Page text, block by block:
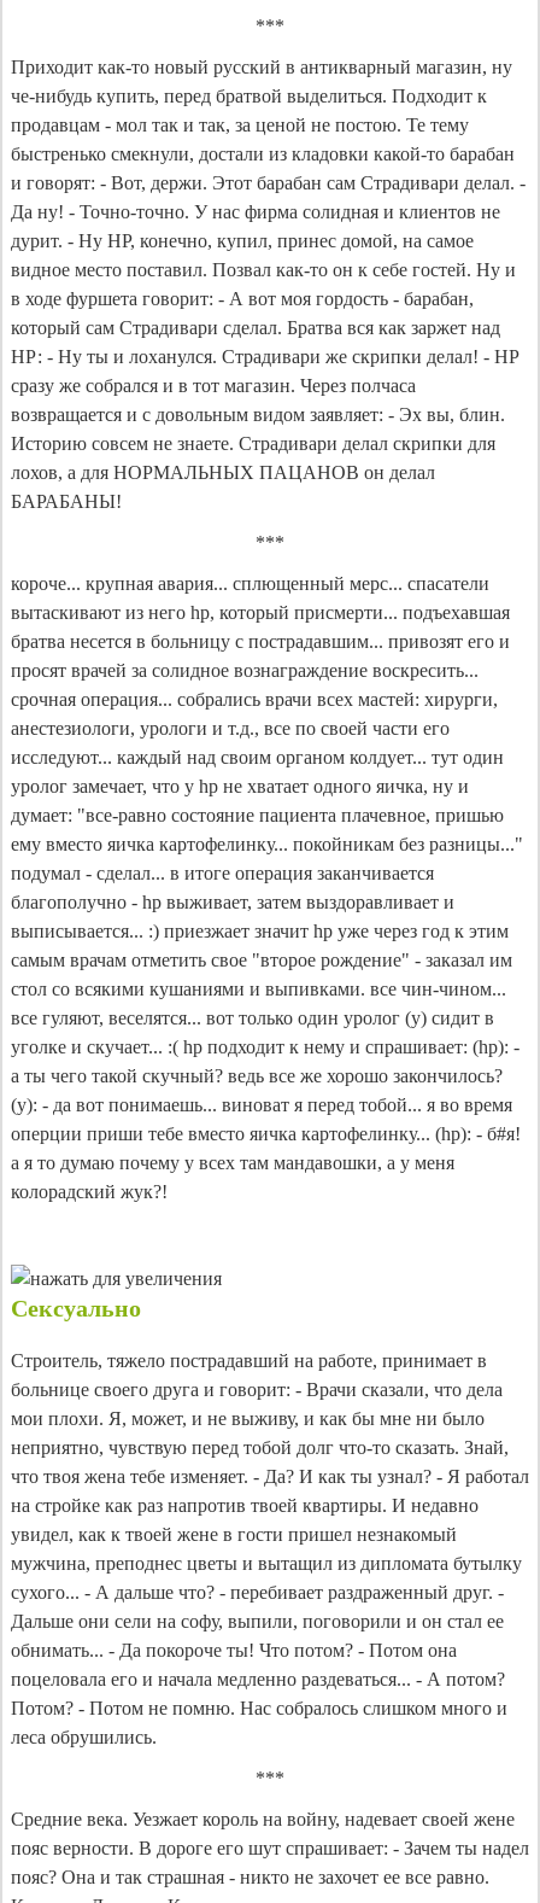
***
Приходит как-то новый русский в антикварный магазин, ну
че-нибудь купить, перед братвой выделиться. Подходит к
продавцам - мол так и так, за ценой не постою. Те тему
быстренько смекнули, достали из кладовки какой-то барабан
и говорят: - Вот, держи. Этот барабан сам Страдивари делал. -
Да ну! - Точно-точно. У нас фирма солидная и клиентов не
дурит. - Ну НР, конечно, купил, принес домой, на самое
видное место поставил. Позвал как-то он к себе гостей. Ну и
в ходе фуршета говорит: - А вот моя гордость - барабан,
который сам Страдивари сделал. Братва вся как заржет над
НР: - Ну ты и лоханулся. Страдивари же скрипки делал! - НР
сразу же собрался и в тот магазин. Через полчаса
возвращается и с довольным видом заявляет: - Эх вы, блин.
Историю совсем не знаете. Страдивари делал скрипки для
лохов, а для НОРМАЛЬНЫХ ПАЦАНОВ он делал
БАРАБАНЫ!
***
короче... крупная авария... сплющенный мерс... спасатели
вытаскивают из него hр, который присмерти... подъехавшая
братва несется в больницу с пострадавшим... привозят его и
просят врачей за солидное вознаграждение воскресить...
срочная операция... собрались врачи всех мастей: хирурги,
анестезиологи, урологи и т.д., все по своей части его
исследуют... каждый над своим органом колдует... тут один
уролог замечает, что у hр не хватает одного яичка, ну и
думает: "все-равно состояние пациента плачевное, пришью
ему вместо яичка картофелинку... покойникам без разницы..."
подумал - сделал... в итоге операция заканчивается
благополучно - hр выживает, затем выздоравливает и
выписывается... :) приезжает значит hр уже через год к этим
самым врачам отметить свое "второе рождение" - заказал им
стол со всякими кушаниями и выпивками. все чин-чином...
все гуляют, веселятся... вот только один уролог (у) сидит в
уголке и скучает... :( hр подходит к нему и спрашивает: (hр): -
а ты чего такой скучный? ведь все же хорошо закончилось?
(у): - да вот понимаешь... виноват я перед тобой... я во время
оперции приши тебе вместо яичка картофелинку... (hр): - б#я!
а я то думаю почему у всех там мандавошки, а у меня
колорадский жук?!
Сексуально
Строитель, тяжело пострадавший на работе, принимает в
больнице своего друга и говорит: - Врачи сказали, что дела
мои плохи. Я, может, и не выживу, и как бы мне ни было
неприятно, чувствую перед тобой долг что-то сказать. Знай,
что твоя жена тебе изменяет. - Да? И как ты узнал? - Я работал
на стройке как раз напротив твоей квартиры. И недавно
увидел, как к твоей жене в гости пришел незнакомый
мужчина, преподнес цветы и вытащил из дипломата бутылку
сухого... - А дальше что? - перебивает раздраженный друг. -
Дальше они сели на софу, выпили, поговорили и он стал ее
обнимать... - Да покороче ты! Что потом? - Потом она
поцеловала его и начала медленно раздеваться... - А потом?
Потом? - Потом не помню. Нас собралось слишком много и
леса обрушились.
***
Средние века. Уезжает король на войну, надевает своей жене
пояс верности. В дороге его шут спрашивает: - Зачем ты надел
пояс? Она и так страшная - никто не захочет ее все равно.